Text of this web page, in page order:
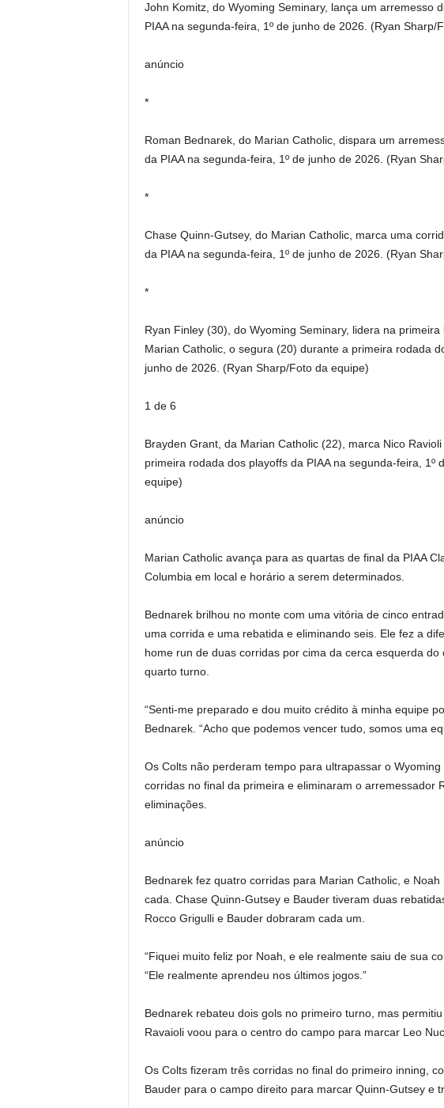
John Komitz, do Wyoming Seminary, lança um arremesso
PIAA na segunda-feira, 1º de junho de 2026. (Ryan Sharp/
anúncio
*
Roman Bednarek, do Marian Catholic, dispara um
da PIAA na segunda-feira, 1º de junho de 2026. (Ryan
*
Chase Quinn-Gutsey, do Marian Catholic, marca uma
da PIAA na segunda-feira, 1º de junho de 2026. (Ryan
*
Ryan Finley (30), do Wyoming Seminary, lidera na
Marian Catholic, o segura (20) durante a primeira rodada
junho de 2026. (Ryan Sharp/Foto da equipe)
1 de 6
Brayden Grant, da Marian Catholic (22), marca Nico
primeira rodada dos playoffs da PIAA na segunda-feira, 1º
equipe)
anúncio
Marian Catholic avança para as quartas de final da PIAA
Columbia em local e horário a serem determinados.
Bednarek brilhou no monte com uma vitória de cinco
uma corrida e uma rebatida e eliminando seis. Ele fez a
home run de duas corridas por cima da cerca esquerda
quarto turno.
“Senti-me preparado e dou muito crédito à minha equipe
Bednarek. “Acho que podemos vencer tudo, somos uma
Os Colts não perderam tempo para ultrapassar o
corridas no final da primeira e eliminaram o arremessador
eliminações.
anúncio
Bednarek fez quatro corridas para Marian Catholic, e
cada. Chase Quinn-Gutsey e Bauder tiveram duas
Rocco Grigulli e Bauder dobraram cada um.
“Fiquei muito feliz por Noah, e ele realmente saiu de sua
“Ele realmente aprendeu nos últimos jogos.”
Bednarek rebateu dois gols no primeiro turno, mas
Ravaioli voou para o centro do campo para marcar Leo
Os Colts fizeram três corridas no final do primeiro inning,
Bauder para o campo direito para marcar Quinn-Gutsey e